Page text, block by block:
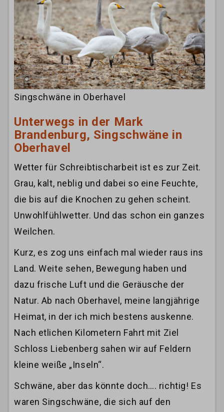
Singschwäne in Oberhavel
Unterwegs in der Mark
Brandenburg, Singschwäne in
Oberhavel
Wetter für Schreibtischarbeit ist es zur Zeit.
Grau, kalt, neblig und dabei so eine Feuchte,
die bis auf die Knochen zu gehen scheint.
Unwohlfühlwetter. Und das schon ein ganzes
Weilchen.
Kurz, es zog uns einfach mal wieder raus ins
Land. Weite sehen, Bewegung haben und
dazu frische Luft und die Geräusche der
Natur. Ab nach Oberhavel, meine langjährige
Heimat, in der ich mich bestens auskenne.
Nach etlichen Kilometern Fahrt mit Ziel
Schloss Liebenberg sahen wir auf Feldern
kleine weiße „Inseln“.
Schwäne, aber das könnte doch…. richtig! Es
waren Singschwäne, die sich auf den